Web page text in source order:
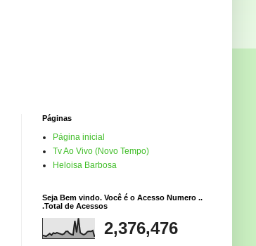
Páginas
Página inicial
Tv Ao Vivo (Novo Tempo)
Heloisa Barbosa
Seja Bem vindo. Você é o Acesso Numero ..
.Total de Acessos
2,376,476